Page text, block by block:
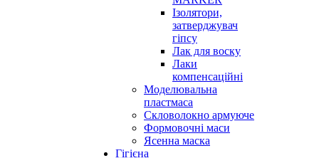
Ізолятори,
затверджувач
гіпсу
Лак для воску
Лаки
компенсаційні
Моделювальна
пластмаса
Скловолокно армуюче
Формовочні маси
Ясенна маска
Гігієна